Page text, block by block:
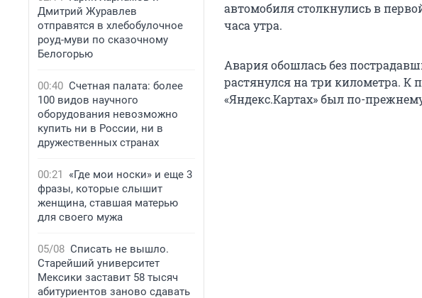
Дмитрий Журавлев
отправятся в хлебобулочное
роуд-муви по сказочному
Белогорью
00:40 Счетная палата: более
100 видов научного
оборудования невозможно
купить ни в России, ни в
дружественных странах
00:21
«Где мои носки» и еще 3
фразы, которые слышит
женщина, ставшая матерью
для своего мужа
05/08 Списать не вышло.
Старейший университет
Мексики заставит 58 тысяч
абитуриентов заново сдавать
автомобиля столкнулись в
часа утра.
Авария обошлась без
растянулся на три километра. К
«Яндекс.Картах» был по-